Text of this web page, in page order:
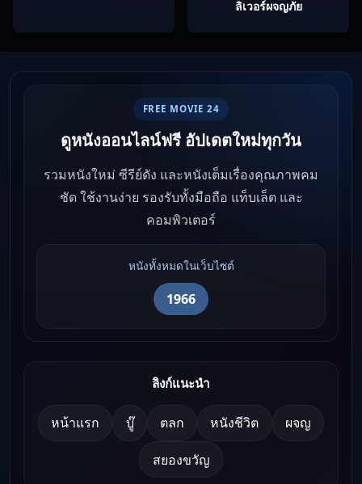
ลิเวอร์ผจญภัย
FREE MOVIE 24
ดูหนังออนไลน์ฟรี อัปเดตใหม่ทุกวัน
รวมหนังใหม่ ซีรีย์ดัง และหนังเต็มเรื่องคุณภาพคม
ชัด ใช้งานง่าย รองรับทั้งมือถือ แท็บเล็ต และ
คอมพิวเตอร์
หนังทั้งหมดในเว็บไซต์
1966
ลิงก์แนะนำ
หน้าแรก บู๊ ตลก หนังชีวิต ผจญ
สยองขวัญ